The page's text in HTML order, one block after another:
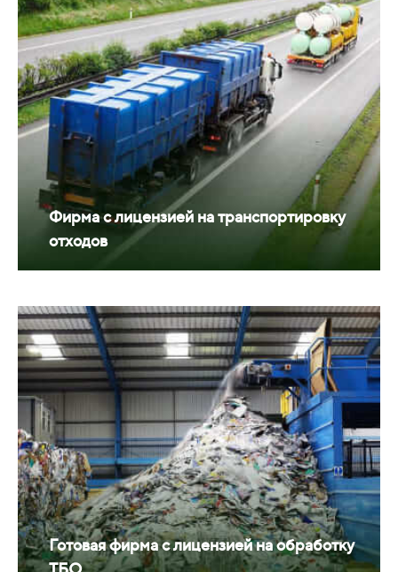
Фирма с лицензией на транспортировку
отходов
Готовая фирма с лицензией на обработку